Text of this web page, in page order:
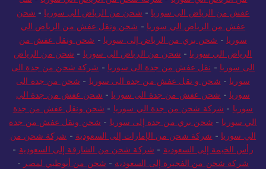
عفش من الرياض الى سوريا - شحن من الرياض الى سوريا - شحن
عفش من الرياض الي سوريا - شحن ونقل عفش من الرياض الي
سوريا - شحن بري من الرياض إلى سوريا - شحن ونقل عفش من
الرياض الي سوريا - شحن من الرياض الى سوريا - شحن من الرياض
الى سوريا - نقل عفش من جدة الى سوريا - شركة شحن من جدة الى
سوريا - شحن و نقل عفش من جدة الى سوريا - شحن من جدة الى
سوريا - شحن عفش من جدة الى سوريا - شحن عفش من جدة الي
سوريا - شركة شحن من جدة الي سوريا - شحن ونقل عفش من جدة
الي سوريا - شحن بري من جدة إلى سوريا - شحن ونقل عفش من جدة
الي سوريا - شركة شحن من الإمارات إلى السعودية - شركة شحن من
رأس الخيمة إلى السعودية - شركة شحن من الشارقة إلى السعودية -
شركة شحن من الفجيرة إلى السعودية - شحن من أبوظبي لمصر -